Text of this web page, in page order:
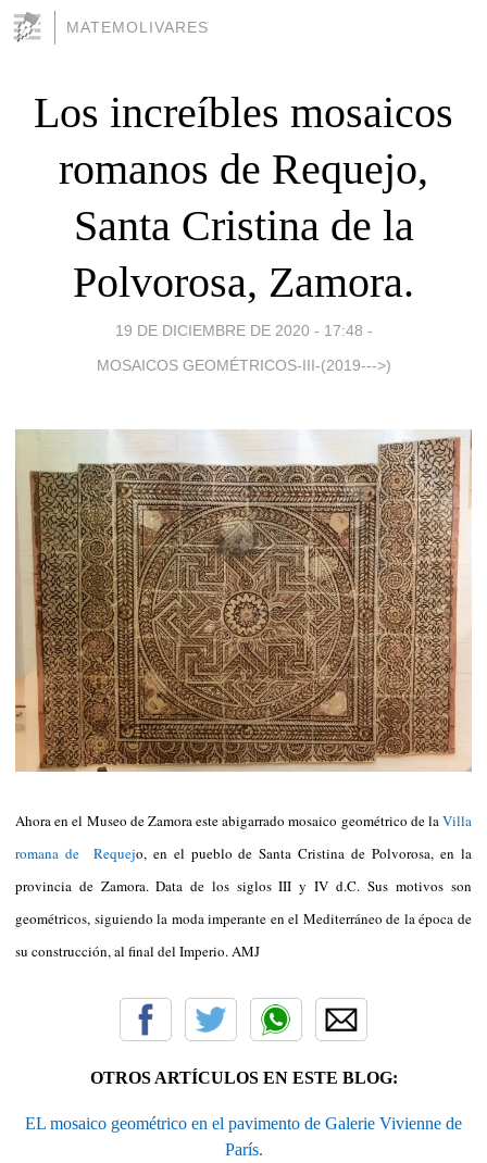
MATEMOLIVARES
Los increíbles mosaicos
romanos de Requejo,
Santa Cristina de la
Polvorosa, Zamora.
19 DE DICIEMBRE DE 2020 - 17:48 -
MOSAICOS GEOMÉTRICOS-III-(2019--->)
Ahora en el Museo de Zamora este abigarrado mosaico geométrico de laVilla
romana de Requejo, en el pueblo de Santa Cristina de Polvorosa, en la
provincia de Zamora. Data de los siglos III y IV d.C. Sus motivos son
geométricos, siguiendo la moda imperante en el Mediterráneo de la época de
su construcción, al final del Imperio. AMJ
OTROS ARTÍCULOS EN ESTE BLOG:
EL mosaico geométrico en el pavimento de Galerie Vivienne de
París.